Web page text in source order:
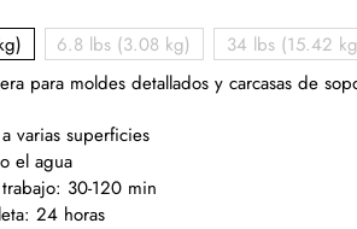
6.8 lbs (3.08 kg)
34 lbs (15.42
para moldes detallados y carcasas de
varias superficies
el agua
30-120 min
24 horas